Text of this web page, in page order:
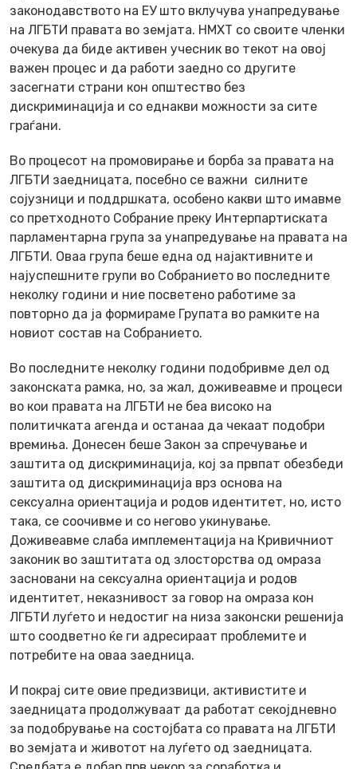
законодавството на ЕУ што вклучува унапредување
на ЛГБТИ правата во земјата. НМХТ со своите членки
очекува да биде активен учесник во текот на овој
важен процес и да работи заедно со другите
засегнати страни кон општество без
дискриминација и со еднакви можности за сите
граѓани.
Во процесот на промовирање и борба за правата на
ЛГБТИ заедницата, посебно се важни силните
сојузници и поддршката, особено какви што имавме
со претходното Собрание преку Интерпартиската
парламентарна група за унапредување на правата на
ЛГБТИ. Оваа група беше една од најактивните и
најуспешните групи во Собранието во последните
неколку години и ние посветено работиме за
повторно да ја формираме Групата во рамките на
новиот состав на Собранието.
Во последните неколку години подобривме дел од
законската рамка, но, за жал, доживеавме и процеси
во кои правата на ЛГБТИ не беа високо на
политичката агенда и останаа да чекаат подобри
времиња. Донесен беше Закон за спречување и
заштита од дискриминација, кој за првпат обезбеди
заштита од дискриминација врз основа на
сексуална ориентација и родов идентитет, но, исто
така, се соочивме и со негово укинување.
Доживеавме слаба имплементација на Кривичниот
законик во заштитата од злосторства од омраза
засновани на сексуална ориентација и родов
идентитет, неказнивост за говор на омраза кон
ЛГБТИ луѓето и недостиг на низа законски решенија
што соодветно ќе ги адресираат проблемите и
потребите на оваа заедница.
И покрај сите овие предизвици, активистите и
заедницата продолжуваат да работат секојдневно
за подобрување на состојбата со правата на ЛГБТИ
во земјата и животот на луѓето од заедницата.